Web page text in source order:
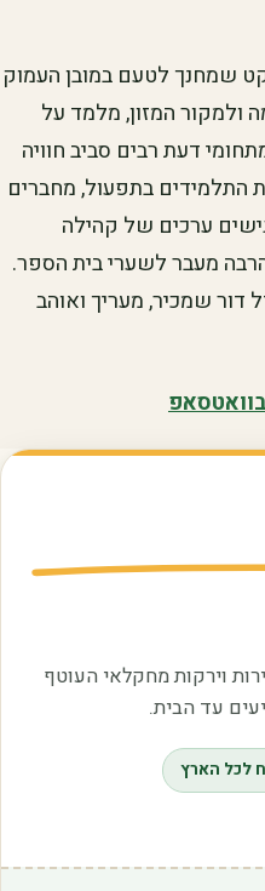
שמחנך לטעם במובן העמוק
ולמקור המזון, מלמד על
דעת רבים סביב חוויה
בתפעול, מחברים
ערכים של קהילה
מעבר לשערי בית הספר.
דור שמכיר, מעריך ואוהב
וירקות מחקלאי העוטף
עד הבית.
לכל הארץ